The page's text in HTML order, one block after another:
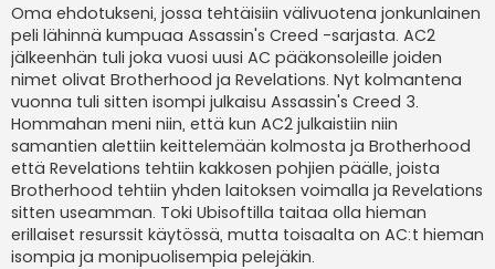
Oma ehdotukseni, jossa tehtäisiin välivuotena jonkunlainen
peli lähinnä kumpuaa Assassin's Creed -sarjasta. AC2
jälkeenhän tuli joka vuosi uusi AC pääkonsoleille joiden
nimet olivat Brotherhood ja Revelations. Nyt kolmantena
vuonna tuli sitten isompi julkaisu Assassin's Creed 3.
Hommahan meni niin, että kun AC2 julkaistiin niin
samantien alettiin keittelemään kolmosta ja Brotherhood
että Revelations tehtiin kakkosen pohjien päälle, joista
Brotherhood tehtiin yhden laitoksen voimalla ja Revelations
sitten useamman. Toki Ubisoftilla taitaa olla hieman
erillaiset resurssit käytössä, mutta toisaalta on AC:t hieman
isompia ja monipuolisempia pelejäkin.